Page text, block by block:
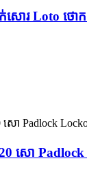
ោរ Loto ថោក
20 សោ